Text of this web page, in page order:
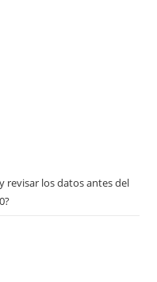
revisar los datos antes del